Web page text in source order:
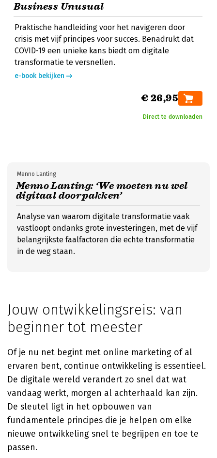
Business Unusual
Praktische handleiding voor het navigeren door
crisis met vijf principes voor succes. Benadrukt dat
COVID-19 een unieke kans biedt om digitale
transformatie te versnellen.
e-book bekijken
€ 26,95
Direct te downloaden
Menno Lanting: ‘We moeten nu wel
digitaal doorpakken’
Menno Lanting
Analyse van waarom digitale transformatie vaak
vastloopt ondanks grote investeringen, met de vijf
belangrijkste faalfactoren die echte transformatie
in de weg staan.
Jouw ontwikkelingsreis: van
beginner tot meester
Of je nu net begint met online marketing of al
ervaren bent, continue ontwikkeling is essentieel.
De digitale wereld verandert zo snel dat wat
vandaag werkt, morgen al achterhaald kan zijn.
De sleutel ligt in het opbouwen van
fundamentele principes die je helpen om elke
nieuwe ontwikkeling snel te begrijpen en toe te
passen.